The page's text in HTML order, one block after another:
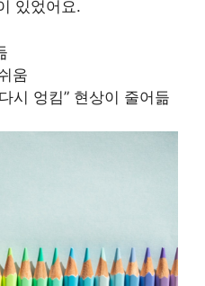
있었어요.
움
시 엉킴” 현상이 줄어듦